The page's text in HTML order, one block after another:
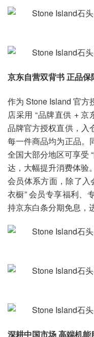
京东自营双背书 正品
作为 Stone Island 官方
店采用 “品牌直供 + 京
品牌官方授权直供，入
每一件商品均为正品。
全国大部分地区可享受
达，大幅提升消费体验。
会员体系方面，除了入
衣橱” 会员专享福利、
持京东白条分期免息，
深耕中国市场 高端机